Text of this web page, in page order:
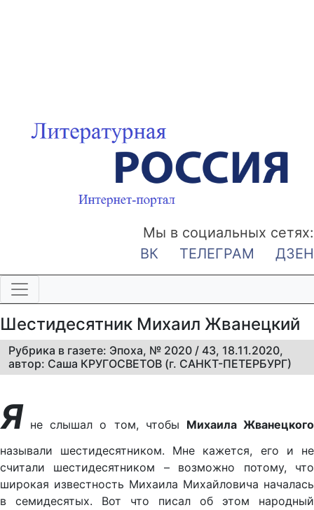
Мы в социальных сетях:
ВК
ТЕЛЕГРАМ ДЗЕН
Шестидесятник Михаил Жванецкий
Рубрика в газете: Эпоха, № 2020 / 43, 18.11.2020,
автор: Саша КРУГОСВЕТОВ (г. САНКТ-ПЕТЕРБУРГ)
Я не слышал о том, чтобы Михаила Жванецкого
называли шестидесятником. Мне кажется, его и не
считали шестидесятником – возможно потому, что
широкая известность Михаила Михайловича началась
в семидесятых. Вот что писал об этом народный